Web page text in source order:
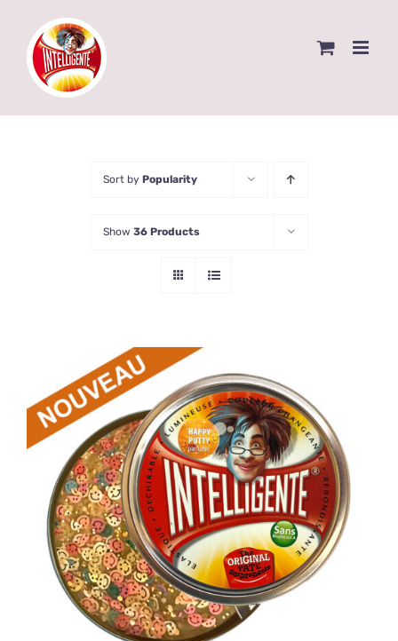
content
Sort by Popularity
Show 36 Products
AJOUTER AU PANIER
/
DETAILS